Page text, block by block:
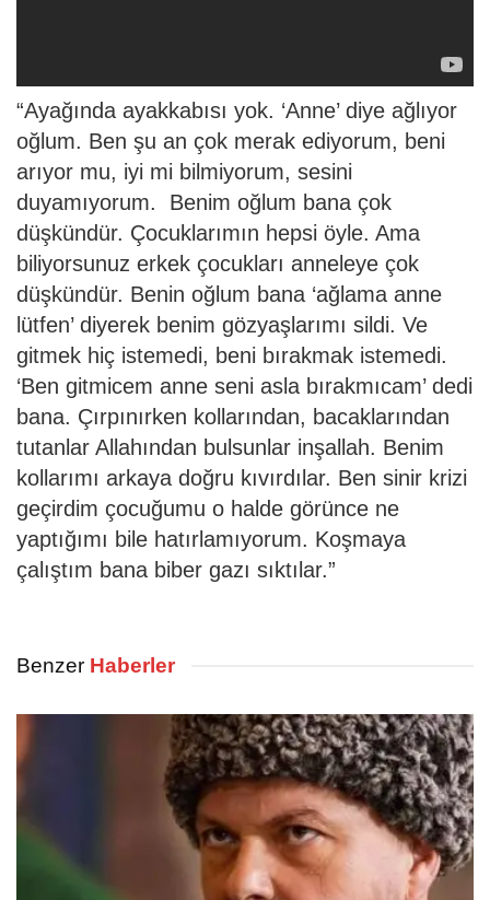
“Ayağında ayakkabısı yok. ‘Anne’ diye ağlıyor
oğlum. Ben şu an çok merak ediyorum, beni
arıyor mu, iyi mi bilmiyorum, sesini
duyamıyorum. Benim oğlum bana çok
düşkündür. Çocuklarımın hepsi öyle. Ama
biliyorsunuz erkek çocukları anneleye çok
düşkündür. Benin oğlum bana ‘ağlama anne
lütfen’ diyerek benim gözyaşlarımı sildi. Ve
gitmek hiç istemedi, beni bırakmak istemedi.
‘Ben gitmicem anne seni asla bırakmıcam’ dedi
bana. Çırpınırken kollarından, bacaklarından
tutanlar Allahından bulsunlar inşallah. Benim
kollarımı arkaya doğru kıvırdılar. Ben sinir krizi
geçirdim çocuğumu o halde görünce ne
yaptığımı bile hatırlamıyorum. Koşmaya
çalıştım bana biber gazı sıktılar.”
Benzer Haberler